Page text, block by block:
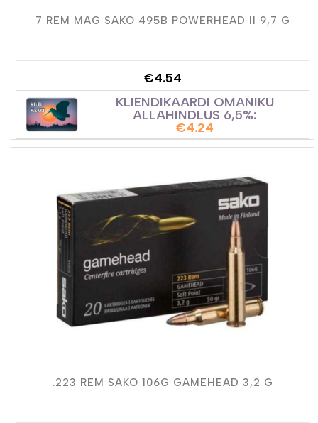
7 REM MAG SAKO 495B POWERHEAD II 9,7 G
€4.54
KLIENDIKAARDI OMANIKU
ALLAHINDLUS 6,5%:
€4.24
.223 REM SAKO 106G GAMEHEAD 3,2 G